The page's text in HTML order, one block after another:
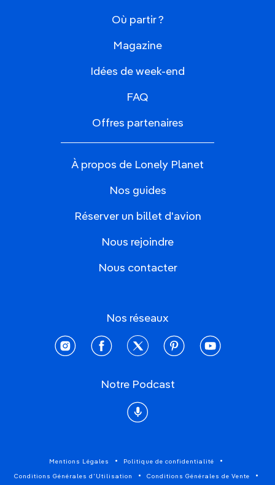
Où partir ?
Magazine
Idées de week-end
FAQ
Offres partenaires
À propos de Lonely Planet
Nos guides
Réserver un billet d'avion
Nous rejoindre
Nous contacter
Nos réseaux
instagramfacebooktwitter pinterestyoutube
Notre Podcast
Podcast
Mentions Légales Politique de confidentialité
Conditions Générales d'Utilisation Conditions Générales de Vente